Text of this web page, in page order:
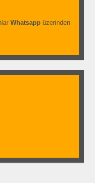
Whatsapp üzerinden